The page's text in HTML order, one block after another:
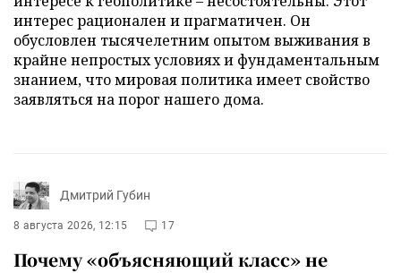
интерес рационален и прагматичен. Он
обусловлен тысячелетним опытом выживания в
крайне непростых условиях и фундаментальным
знанием, что мировая политика имеет свойство
заявляться на порог нашего дома.
Дмитрий Губин
8 августа 2026, 12:15 17
Почему «объясняющий класс» не